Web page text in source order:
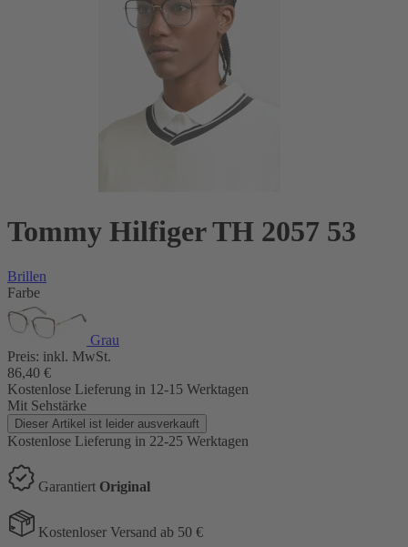
Tommy Hilfiger TH 2057 53
Brillen
Farbe
Grau
Preis: inkl. MwSt.
86,40 €
Kostenlose Lieferung in 12-15 Werktagen
Mit Sehstärke
Dieser Artikel ist leider ausverkauft
Kostenlose Lieferung in 22-25 Werktagen
Garantiert Original
Kostenloser Versand ab 50 €